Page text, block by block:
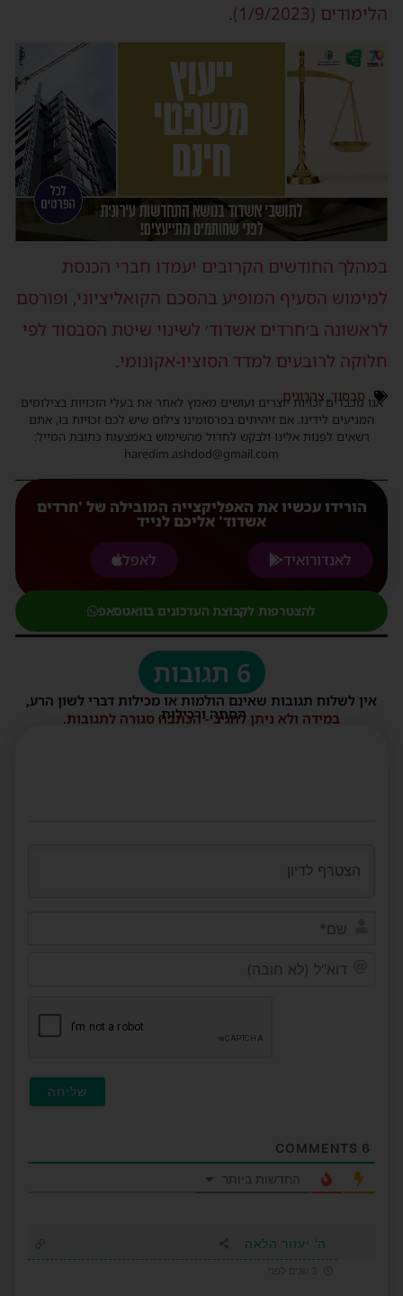
הלימודים (1/9/2023)
.
במהלך החודשים הקרובים יעמדו חברי הכנסת
למימוש הסעיף המופיע בהסכם הקואליציוני, ופורסם
לראשונה ב׳חרדים אשדוד׳ לשינוי שיטת הסבסוד לפי
חלוקה לרובעים למדד הסוציו-אקונומי.
סבסוד,צהרונים
אנו מכבדים זכויות יוצרים ועושים מאמץ לאתר את בעלי הזכויות בצילומים
המגיעים לידינו. אם זיהיתים בפרסומינו צילום שיש לכם זכויות בו, אתם
רשאים לפנות אלינו ולבקש לחדול מהשימוש באמצעות כתובת המייל:
haredim.ashdod@gmail.com
הורידו עכשיו את האפליקצייה המובילה של 'חרדים
אשדוד' אליכם לנייד
לאנדורואיד
לאפל
להצטרפות לקבוצת העדכונים בוואטסאפ
6 תגובות
אין לשלוח תגובות שאינם הולמות או מכילות דברי לשון הרע,
הסתה ורכילות.
במידה ולא ניתן להגיב - הכתבה סגורה לתגובות.
6
החדשות ביותר
ה' יעזור הלאה